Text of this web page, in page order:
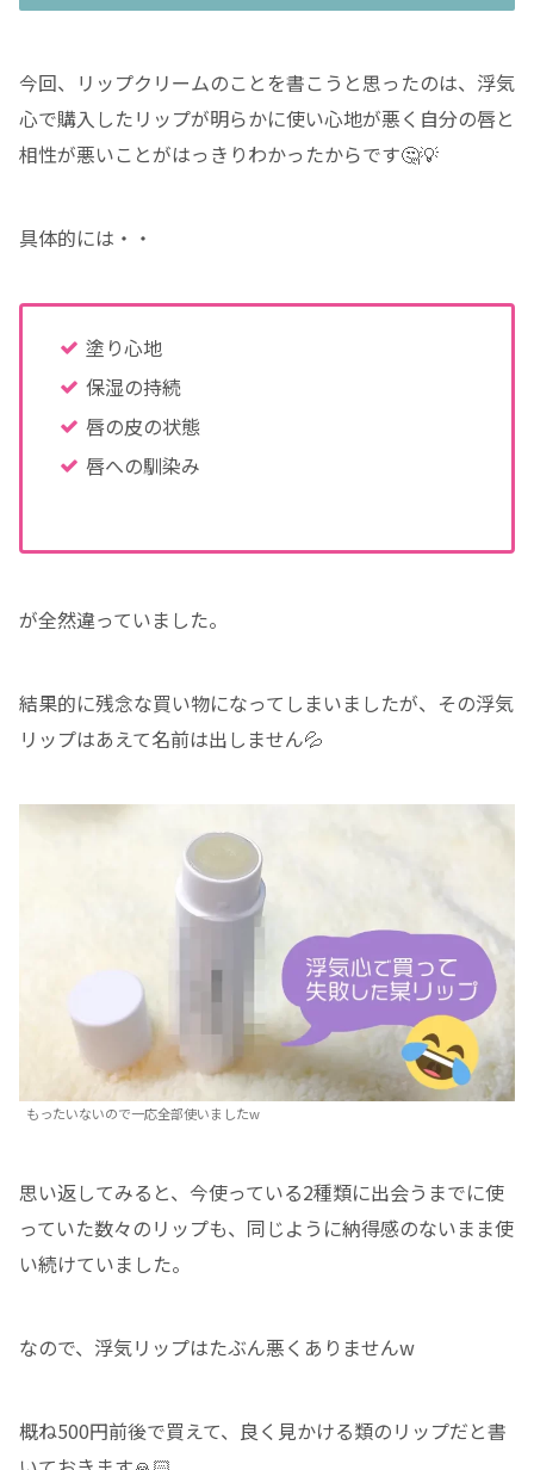
今回、リップクリームのことを書こうと思ったのは、浮気
心で購入したリップが明らかに使い心地が悪く自分の唇と
相性が悪いことがはっきりわかったからです🤔💡
具体的には・・
塗り心地
保湿の持続
唇の皮の状態
唇への馴染み
が全然違っていました。
結果的に残念な買い物になってしまいましたが、その浮気
リップはあえて名前は出しません💦
もったいないので一応全部使いましたw
思い返してみると、今使っている2種類に出会うまでに使
っていた数々のリップも、同じように納得感のないまま使
い続けていました。
なので、浮気リップはたぶん悪くありませんw
概ね500円前後で買えて、良く見かける類のリップだと書